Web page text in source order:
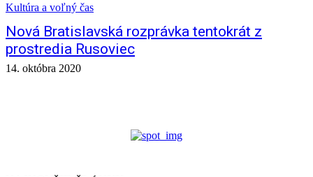
Kultúra a voľný čas
Nová Bratislavská rozprávka tentokrát z
prostredia Rusoviec
14. októbra 2020